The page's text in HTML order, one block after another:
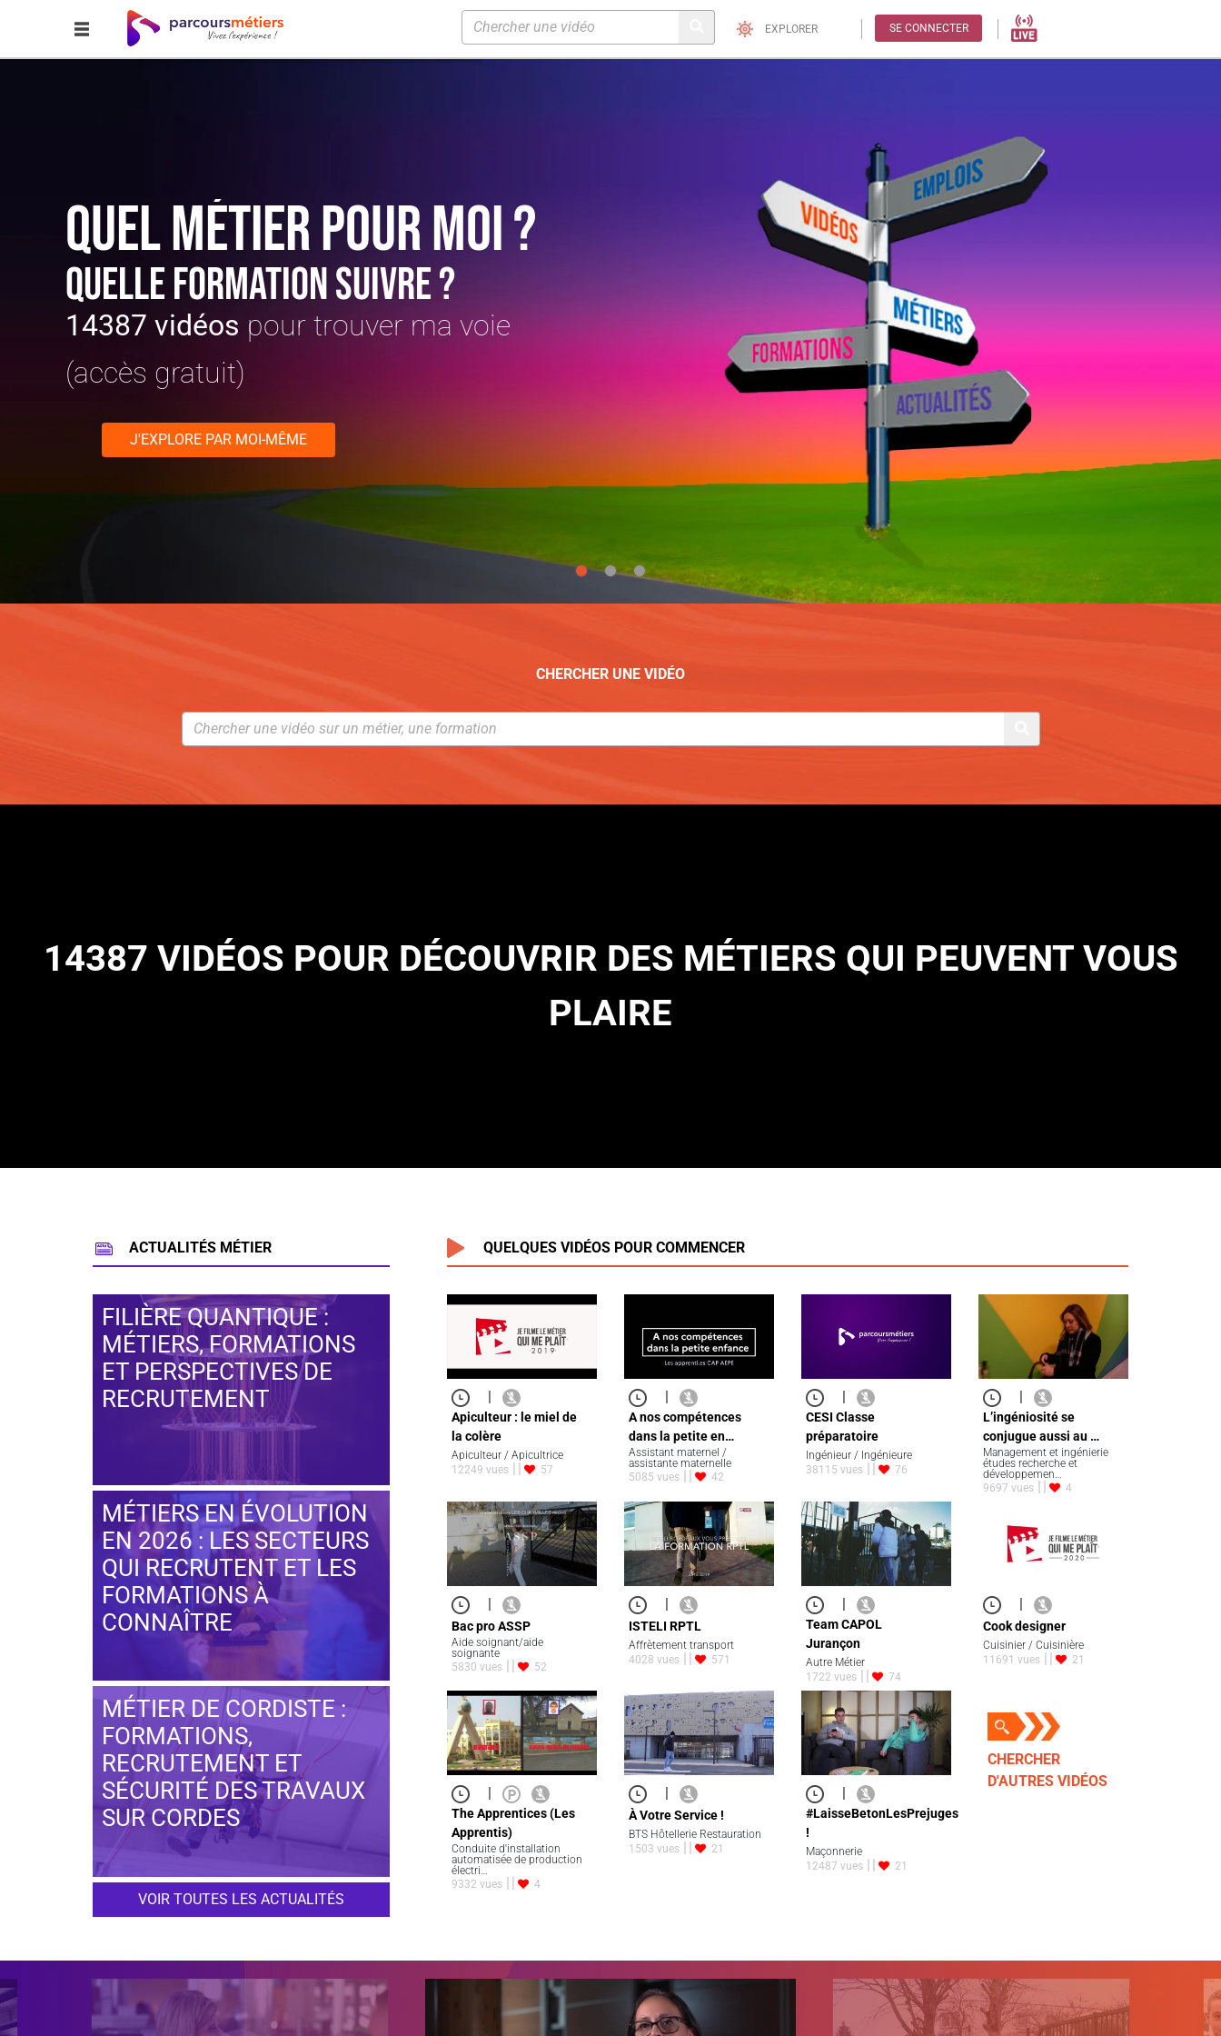
EXPLORER SE CONNECTER
QUEL MÉTIER POUR MOI ?
QUELLE FORMATION SUIVRE ?
14387 vidéos pour trouver ma voie
(accès gratuit)
J'EXPLORE PAR MOI-MÊME
CHERCHER UNE VIDÉO
14387 VIDÉOS POUR DÉCOUVRIR DES MÉTIERS QUI PEUVENT VOUS
PLAIRE
QUELQUES VIDÉOS POUR COMMENCER
|
Apiculteur : le miel de
la colère
Apiculteur / Apicultrice
12249 vues
57
|
A nos compétences
dans la petite en…
Assistant maternel /
assistante maternelle
5085 vues
42
|
CESI Classe
préparatoire
Ingénieur / Ingénieure
38115 vues
76
|
L’ingéniosité se
conjugue aussi au …
Management et ingénierie
études recherche et
développemen…
9697 vues
4
|
Bac pro ASSP
Aide soignant/aide
soignante
5830 vues
52
|
ISTELI RPTL
Affrètement transport
4028 vues
571
|
Team CAPOL
Jurançon
Autre Métier
1722 vues
74
|
Cook designer
Cuisinier / Cuisinière
11691 vues
21
|
The Apprentices (Les
Apprentis)
Conduite d'installation
automatisée de production
électri…
9332 vues
4
|
À Votre Service !
BTS Hôtellerie Restauration
1503 vues
21
|
#LaisseBetonLesPrejuges
!
Maçonnerie
12487 vues
21
CHERCHER
D'AUTRES VIDÉOS
ACTUALITÉS MÉTIER
FILIÈRE QUANTIQUE :
MÉTIERS, FORMATIONS
ET PERSPECTIVES DE
RECRUTEMENT
MÉTIERS EN ÉVOLUTION
EN 2026 : LES SECTEURS
QUI RECRUTENT ET LES
FORMATIONS À
CONNAÎTRE
MÉTIER DE CORDISTE :
FORMATIONS,
RECRUTEMENT ET
SÉCURITÉ DES TRAVAUX
SUR CORDES
VOIR TOUTES LES ACTUALITÉS